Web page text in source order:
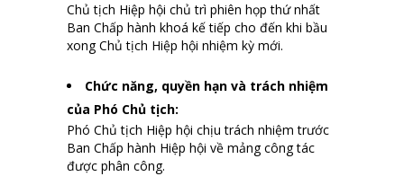
Chủ tịch Hiệp hội chủ trì phiên họp thứ nhất
Ban Chấp hành khoá kế tiếp cho đến khi bầu
xong Chủ tịch Hiệp hội nhiệm kỳ mới.
Chức năng, quyền hạn và trách nhiệm
của Phó Chủ tịch:
Phó Chủ tịch Hiệp hội chịu trách nhiệm trước
Ban Chấp hành Hiệp hội về mảng công tác
được phân công.